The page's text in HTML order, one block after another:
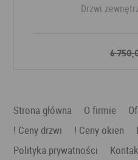
Drzwi
6
Dodaj
Strona główna O firmie
! Ceny drzwi
! Ceny okien
Polityka prywatności